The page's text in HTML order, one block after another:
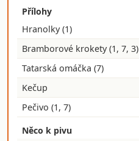
Přílohy
Hranolky(1)
Bramborové krokety(1, 7, 3)
Tatarská omáčka(7)
Kečup
Pečivo(1, 7)
Něco k pivu